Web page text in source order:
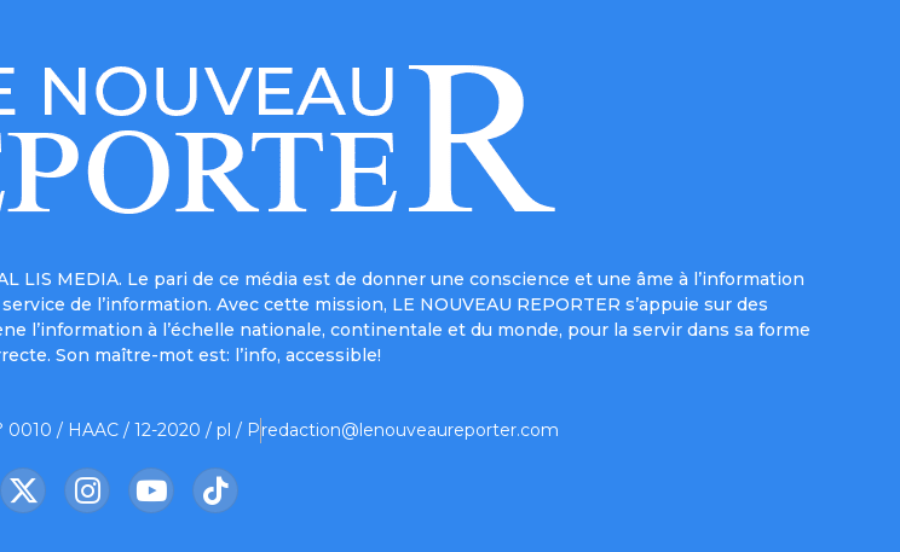
LIS MEDIA. Le pari de ce média est de donner une conscience et une âme à l’information
de l’information. Avec cette mission, LE NOUVEAU REPORTER s’appuie sur des
l’information à l’échelle nationale, continentale et du monde, pour la servir dans sa forme
Son maître-mot est: l’info, accessible!
0010 / HAAC / 12-2020 / pl / Predaction@lenouveaureporter.com
X
InstagramYouTubeTikTok